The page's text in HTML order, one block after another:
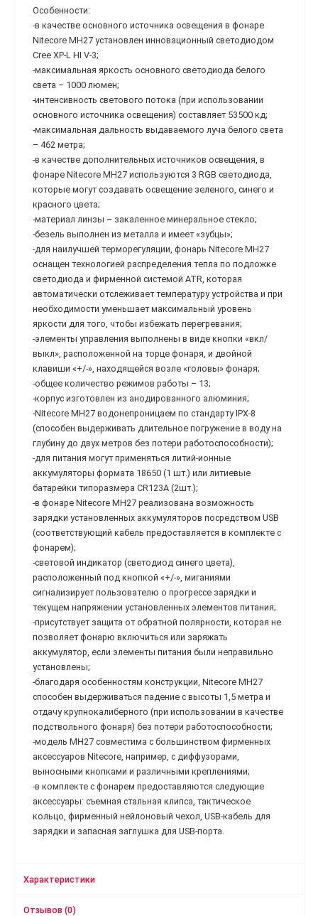
Особенности:
-в качестве основного источника освещения в фонаре
Nitecore MH27 установлен инновационный светодиодом
Cree XP-L HI V-3;
-максимальная яркость основного светодиода белого
света – 1000 люмен;
-интенсивность светового потока (при использовании
основного источника освещения) составляет 53500 кд;
-максимальная дальность выдаваемого луча белого света
– 462 метра;
-в качестве дополнительных источников освещения, в
фонаре Nitecore MH27 используются 3 RGB светодиода,
которые могут создавать освещение зеленого, синего и
красного цвета;
-материал линзы – закаленное минеральное стекло;
-безель выполнен из металла и имеет «зубцы»;
-для наилучшей терморегуляции, фонарь Nitecore MH27
оснащен технологией распределения тепла по подложке
светодиода и фирменной системой ATR, которая
автоматически отслеживает температуру устройства и при
необходимости уменьшает максимальный уровень
яркости для того, чтобы избежать перегревания;
-элементы управления выполнены в виде кнопки «вкл/
выкл», расположенной на торце фонаря, и двойной
клавиши «+/-», находящейся возле «головы» фонаря;
-общее количество режимов работы – 13;
-корпус изготовлен из анодированного алюминия;
-Nitecore MH27 водонепроницаем по стандарту IPX-8
(способен выдерживать длительное погружение в воду на
глубину до двух метров без потери работоспособности);
-для питания могут применяться литий-ионные
аккумуляторы формата 18650 (1 шт.) или литиевые
батарейки типоразмера CR123A (2шт.);
-в фонаре Nitecore MH27 реализована возможность
зарядки установленных аккумуляторов посредством USB
(соответствующий кабель предоставляется в комплекте с
фонарем);
-световой индикатор (светодиод синего цвета),
расположенный под кнопкой «+/-», миганиями
сигнализирует пользователю о прогрессе зарядки и
текущем напряжении установленных элементов питания;
-присутствует защита от обратной полярности, которая не
позволяет фонарю включиться или заряжать
аккумулятор, если элементы питания были неправильно
установлены;
-благодаря особенностям конструкции, Nitecore MH27
способен выдерживаться падение с высоты 1,5 метра и
отдачу крупнокалиберного (при использовании в качестве
подствольного фонаря) без потери работоспособности;
-модель MH27 совместима с большинством фирменных
аксессуаров Nitecore, например, с диффузорами,
выносными кнопками и различными креплениями;
-в комплекте с фонарем предоставляются следующие
аксессуары: съемная стальная клипса, тактическое
кольцо, фирменный нейлоновый чехол, USB-кабель для
зарядки и запасная заглушка для USB-порта.
Характеристики
Отзывов (0)